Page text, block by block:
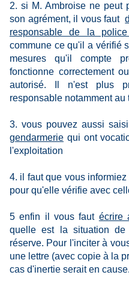
2. si M. Ambroise ne peut
son agrément, il vous faut
responsable de la
commune ce qu'il a vérifié
mesures qu'il compte
fonctionne correctement
autorisé. Il n'est plus
responsable notamment au
3. vous pouvez aussi
gendarmerie qui ont
l'exploitation
4. il faut que vous informiez
pour qu'elle vérifie avec
5 enfin il vous faut écrire
quelle est la situation
réserve. Pour l'inciter à
une lettre (avec copie à la
cas d'inertie serait en cause.